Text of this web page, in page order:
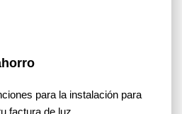
para la instalación para
factura de luz.